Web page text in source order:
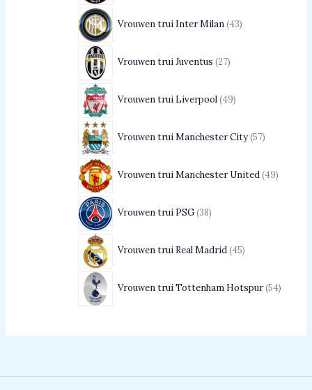
Vrouwen trui Inter Milan 43
Vrouwen trui Juventus 27
Vrouwen trui Liverpool 49
Vrouwen trui Manchester City 57
Vrouwen trui Manchester United 49
Vrouwen trui PSG 38
Vrouwen trui Real Madrid 45
Vrouwen trui Tottenham Hotspur 54